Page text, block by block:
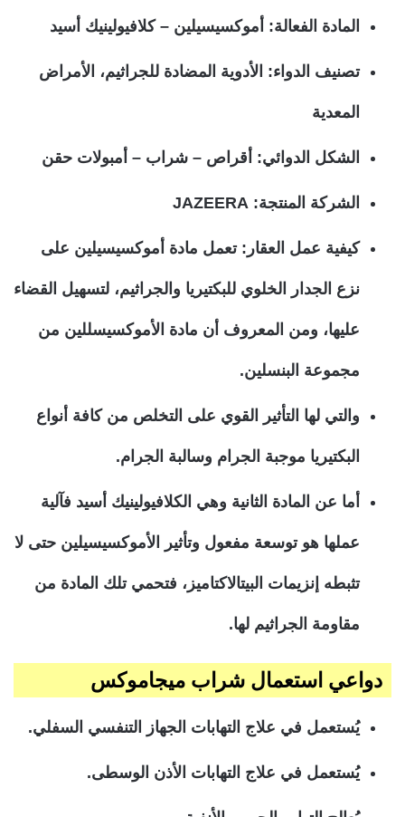
المادة الفعالة: أموكسيسيلين – كلافيولينيك أسيد
تصنيف الدواء: الأدوية المضادة للجراثيم، الأمراض
المعدية
الشكل الدوائي: أقراص – شراب – أمبولات حقن
الشركة المنتجة: JAZEERA
كيفية عمل العقار : تعمل مادة أموكسيسيلين على
نزع الجدار الخلوي للبكتيريا والجراثيم، لتسهيل القضاء
عليها، ومن المعروف أن مادة الأموكسيسللين من
مجموعة البنسلين.
والتي لها التأثير القوي على التخلص من كافة أنواع
البكتيريا موجبة الجرام وسالبة الجرام.
أما عن المادة الثانية وهي الكلافيولينيك أسيد فآلية
عملها هو توسعة مفعول وتأثير الأموكسيسيلين حتى لا
تثبطه إنزيمات البيتالاكتاميز، فتحمي تلك المادة من
مقاومة الجراثيم لها.
دواعي استعمال شراب ميجاموكس
يُستعمل في علاج التهابات الجهاز التنفسي السفلي.
يُستعمل في علاج التهابات الأذن الوسطى.